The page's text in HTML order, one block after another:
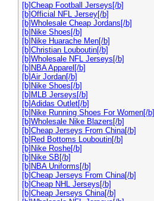
[b]Cheap Football Jerseys[/b]
[b]Official NFL Jersey[/b]
[b]Wholesale Cheap Jordans[/b]
[b]Nike Shoes[/b]
[b]Nike Huarache Men[/b]
[b]Christian Louboutin[/b]
[b]Wholesale NFL Jerseys[/b]
[b]NBA Apparel[/b]
[b]Air Jordan[/b]
[b]Nike Shoes[/b]
[b]MLB Jerseys[/b]
[b]Adidas Outlet[/b]
[b]Nike Running Shoes For Women[/b]
[b]Wholesale Nike Blazers[/b]
[b]Cheap Jerseys From China[/b]
[b]Red Bottoms Louboutin[/b]
[b]Nike Roshe[/b]
[b]Nike SB[/b]
[b]NBA Uniforms[/b]
[b]Cheap Jerseys From China[/b]
[b]Cheap NHL Jerseys[/b]
[b]Cheap Jerseys China[/b]